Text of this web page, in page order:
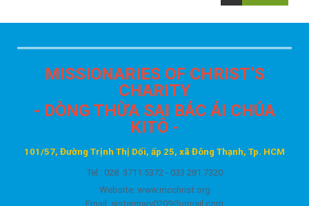
MISSIONARIES OF CHRIST’S
CHARITY
- DÒNG THỪA SAI BÁC ÁI CHÚA
KITÔ -
101/57, Đường Trịnh Thị Dối, ấp 25, xã Đông Thạnh, Tp. HCM
Tel : 028. 3711.5372 - 033.281.7320
Website: www.mcchrist.org
Email: sistermary0209@gmail.com